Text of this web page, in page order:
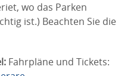
wo das Parken
ist.) Beachten Sie die
Fahrpläne und Tickets: